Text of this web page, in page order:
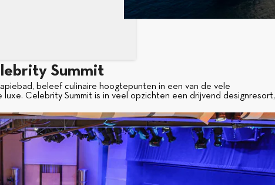
Summit
beleef culinaire hoogtepunten in een van de vele
Celebrity Summit is in veel opzichten een drijvend designresort,